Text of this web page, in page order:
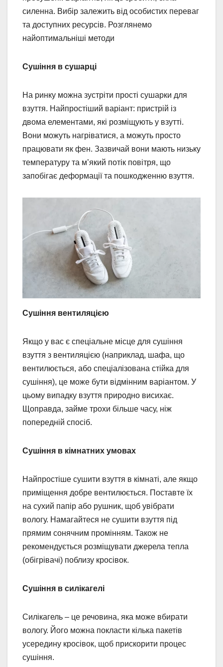
силенна. Вибір залежить від особистих переваг
та доступних ресурсів. Розглянемо
найоптимальніші методи
Сушіння в сушарці
На ринку можна зустріти прості сушарки для
взуття. Найпростіший варіант: пристрій із
двома елементами, які розміщують у взутті.
Вони можуть нагріватися, а можуть просто
працювати як фен. Зазвичай вони мають низьку
температуру та м’який потік повітря, що
запобігає деформації та пошкодженню взуття.
Сушіння вентиляцією
Якщо у вас є спеціальне місце для сушіння
взуття з вентиляцією (наприклад, шафа, що
вентилюється, або спеціалізована стійка для
сушіння), це може бути відмінним варіантом. У
цьому випадку взуття природно висихає.
Щоправда, займе трохи більше часу, ніж
попередній спосіб.
Сушіння в кімнатних умовах
Найпростіше сушити взуття в кімнаті, але якщо
приміщення добре вентилюється. Поставте їх
на сухий папір або рушник, щоб увібрати
вологу. Намагайтеся не сушити взуття під
прямим сонячним промінням. Також не
рекомендується розміщувати джерела тепла
(обігрівачі) поблизу кросівок.
Сушіння в силікагелі
Силікагель – це речовина, яка може вбирати
вологу. Його можна покласти кілька пакетів
усередину кросівок, щоб прискорити процес
сушіння.